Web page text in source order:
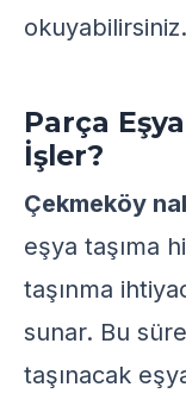
okuyabilirsiniz.
Parça
İşler?
Çekmeköy
eşya taşıma
taşınma
sunar. Bu
taşınacak